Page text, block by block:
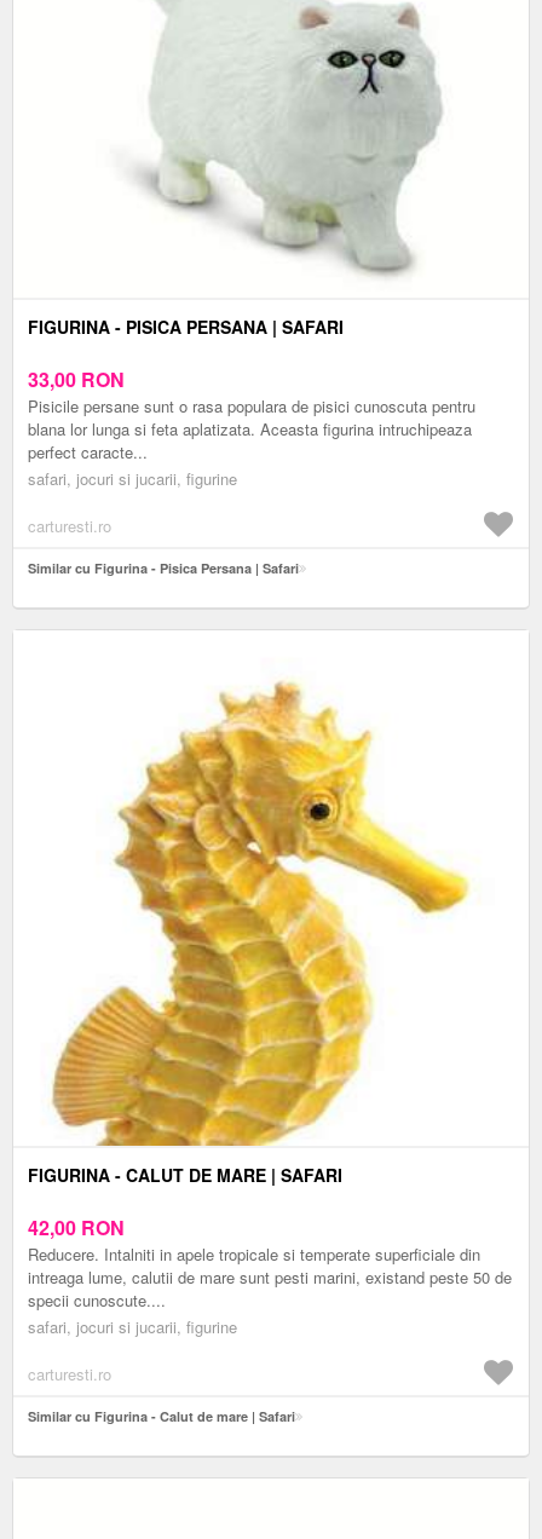
FIGURINA - PISICA PERSANA | SAFARI
33,00 RON
Pisicile persane sunt o rasa populara de pisici cunoscuta pentru
blana lor lunga si feta aplatizata. Aceasta figurina intruchipeaza
perfect caracte...
safari, jocuri si jucarii, figurine
carturesti.ro
Similar cu Figurina - Pisica Persana | Safari
FIGURINA - CALUT DE MARE | SAFARI
42,00 RON
Reducere. Intalniti in apele tropicale si temperate superficiale din
intreaga lume, calutii de mare sunt pesti marini, existand peste 50 de
specii cunoscute....
safari, jocuri si jucarii, figurine
carturesti.ro
Similar cu Figurina - Calut de mare | Safari